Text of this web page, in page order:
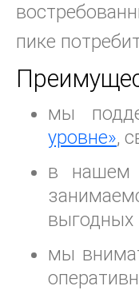
пике
мы
уровне»,
в нашем
выгодных
мы